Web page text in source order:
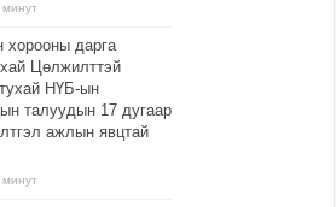
хорооны дарга
Цөлжилттэй
НҮБ-ын
талуудын 17 дугаар
ажлын явцтай